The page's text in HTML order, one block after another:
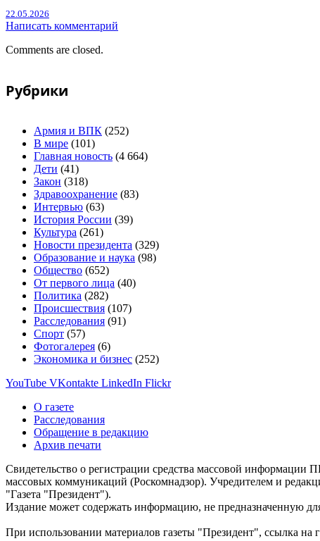
22.05.2026
Написать комментарий
Comments are closed.
Рубрики
Армия и ВПК (252)
В мире (101)
Главная новость (4 664)
Дети (41)
Закон (318)
Здравоохранение (83)
Интервью (63)
История России (39)
Культура (261)
Новости президента (329)
Образование и наука (98)
Общество (652)
От первого лица (40)
Политика (282)
Происшествия (107)
Расследования (91)
Спорт (57)
Фотогалерея (6)
Экономика и бизнес (252)
YouTube VKontakte LinkedIn Flickr
О газете
Расследования
Обращение в редакцию
Архив печати
Свидетельство о регистрации средства массовой
массовых коммуникаций (Роскомнадзор). Учредителем и
"Газета "Президент").
Издание может содержать информацию, не предназначенную
При использовании материалов газеты "Президент", ссылка на